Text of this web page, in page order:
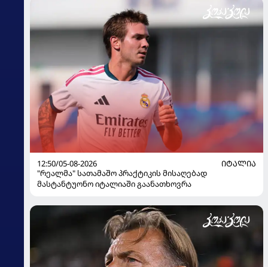
12:50/05-08-2026
ᲘᲢᲐᲚᲘᲐ
"რეალმა" სათამაშო პრაქტიკის მისაღებად
მასტანტუონო იტალიაში გაანათხოვრა